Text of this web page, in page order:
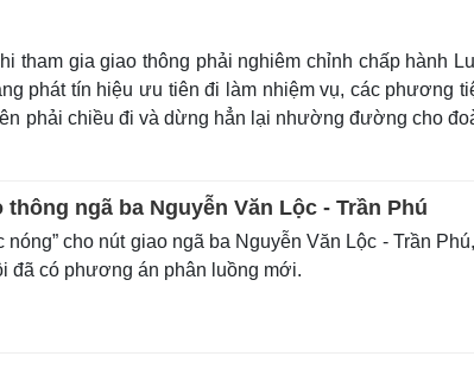
tham gia giao thông phải nghiêm chỉnh chấp hành
phát tín hiệu ưu tiên đi làm nhiệm vụ, các phương
phải chiều đi và dừng hẳn lại nhường đường cho
ngã ba Nguyễn Văn Lộc - Trần Phú
nóng” cho nút giao ngã ba Nguyễn Văn Lộc - Trần Phú,
đã có phương án phân luồng mới.